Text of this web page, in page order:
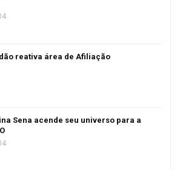
reativa área de Afiliação
Sena acende seu universo para a